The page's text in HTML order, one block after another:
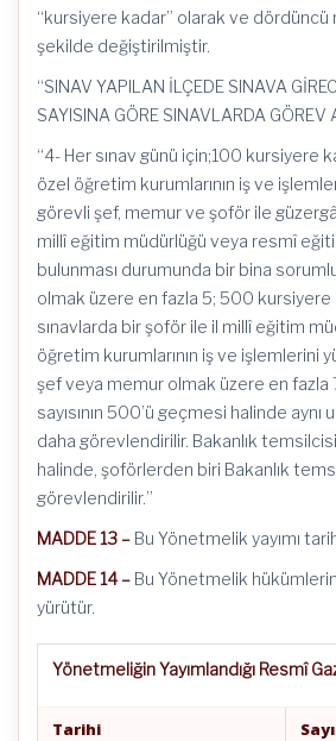
“kursiyere kadar” olarak ve dördüncü
şekilde değiştirilmiştir.
“SINAV YAPILAN İLÇEDE SINAVA
SAYISINA GÖRE SINAVLARDA GÖREV
“4- Her sınav günü için;100 kursiyere
özel öğretim kurumlarının iş ve
görevli şef, memur ve şoför ile
millî eğitim müdürlüğü veya resmî
bulunması durumunda bir bina
olmak üzere en fazla 5; 500 kursiyere
sınavlarda bir şoför ile il millî eğitim
öğretim kurumlarının iş ve işlemlerini
şef veya memur olmak üzere en fazla
sayısının 500’ü geçmesi halinde aynı
daha görevlendirilir. Bakanlık
halinde, şoförlerden biri Bakanlık
görevlendirilir.”
MADDE 13 – Bu Yönetmelik yayımı
MADDE 14 – Bu Yönetmelik
yürütür.
Yönetmeliğin Yayımlandığı Resmî
Tarihi